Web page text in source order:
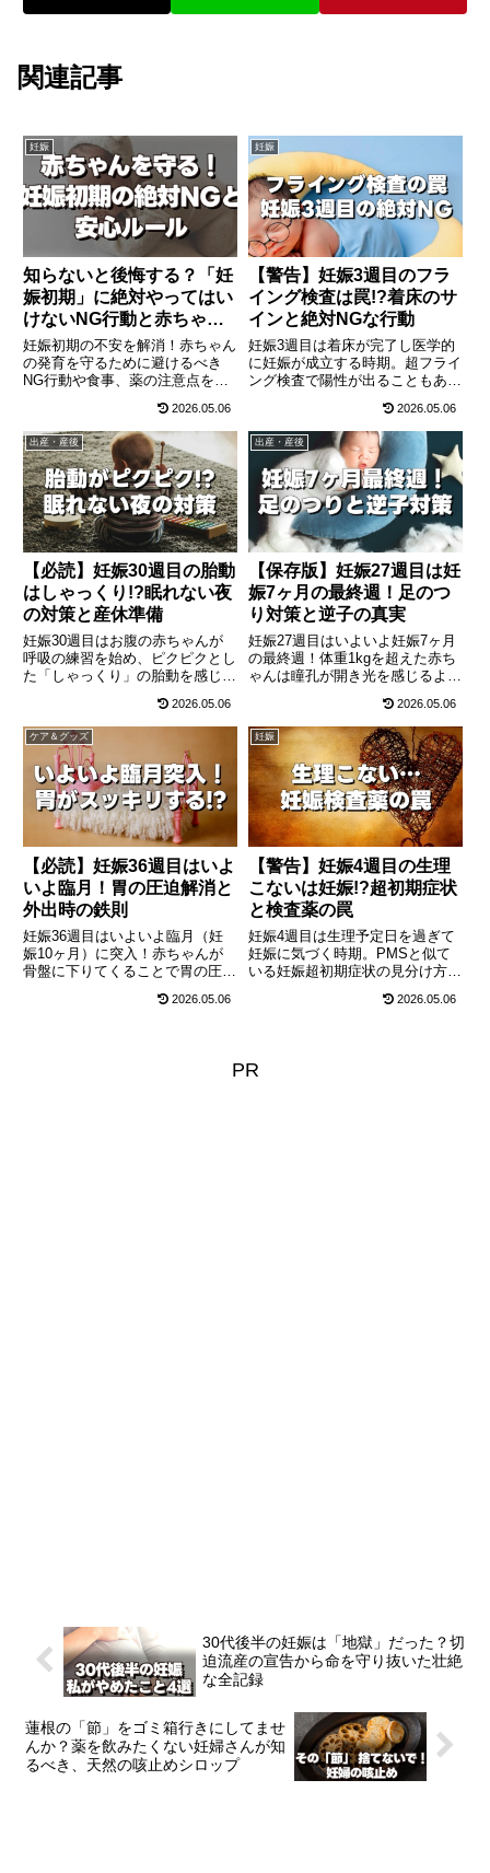
関連記事
妊娠
知らないと後悔する？「妊
娠初期」に絶対やってはい
けないNG行動と赤ちゃん
を守る7つの約束
妊娠初期の不安を解消！赤ちゃん
の発育を守るために避けるべき
NG行動や食事、薬の注意点を徹
対処法、医師に相談すべき症状ま
で、初めての妊娠でも安心して過
ごせるチェックリストをお届けし
ます。
2026.05.06
妊娠
【警告】妊娠3週目のフラ
イング検査は罠!?着床のサ
インと絶対NGな行動
妊娠3週目は着床が完了し医学的
に妊娠が成立する時期。超フライ
ング検査で陽性が出ることもあり
す。着床出血の症状や、1ミリ未
満の胎芽の驚くべき成長、今日か
ら絶対にやめるべきアルコール・
タバコの影響と必須の葉酸対策ま
で最新情報で徹底解説します。
2026.05.06
出産・産後
【必読】妊娠30週目の胎動
はしゃっくり!?眠れない夜
の対策と産休準備
妊娠30週目はお腹の赤ちゃんが
呼吸の練習を始め、ピクピクとし
た「しゃっくり」の胎動を感じる
迫や頻尿で眠れない夜が増えま
す。後期特有のマイナートラブル
対策や、産休に入る今の時期に確
認したい里帰り出産の準備、ラス
トスパートの妊娠線ケアを徹底解
説します。
2026.05.06
出産・産後
【保存版】妊娠27週目は妊
娠7ヶ月の最終週！足のつ
り対策と逆子の真実
妊娠27週目はいよいよ妊娠7ヶ月
の最終週！体重1kgを超えた赤ち
ゃんは瞳孔が開き光を感じるよう
「足のつり（こむら返り）」の原
因と予防法、健診で逆子と言われ
た時の正しい知識、妊娠後期に向
けた入院準備について徹底解説し
ます。
2026.05.06
ケア＆グッズ
【必読】妊娠36週目はいよ
いよ臨月！胃の圧迫解消と
外出時の鉄則
妊娠36週目はいよいよ臨月（妊
娠10ヶ月）に突入！赤ちゃんが
骨盤に下りてくることで胃の圧迫
消するママが急増します。一方で
2026.05.06
妊娠
【警告】妊娠4週目の生理
こないは妊娠!?超初期症状
と検査薬の罠
妊娠4週目は生理予定日を過ぎて
妊娠に気づく時期。PMSと似て
いる妊娠超初期症状の見分け方
ミング、2ミリに成長した赤ちゃ
す。
2026.05.06
PR
30代後半の妊娠は「地獄」だった？切
迫流産の宣告から命を守り抜いた壮絶
な全記録
蓮根の「節」をゴミ箱行きにしてませ
んか？薬を飲みたくない妊婦さんが知
るべき、天然の咳止めシロップ